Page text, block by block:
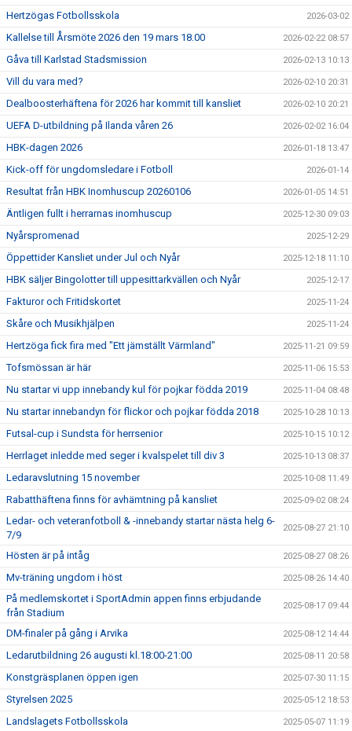
Hertzögas Fotbollsskola 2026-03-02
Kallelse till Årsmöte 2026 den 19 mars 18.00 2026-02-22 08:57
Gåva till Karlstad Stadsmission 2026-02-13 10:13
Vill du vara med? 2026-02-10 20:31
Dealboosterhäftena för 2026 har kommit till kansliet 2026-02-10 20:21
UEFA D-utbildning på Ilanda våren 26 2026-02-02 16:04
HBK-dagen 2026 2026-01-18 13:47
Kick-off för ungdomsledare i Fotboll 2026-01-14
Resultat från HBK Inomhuscup 20260106 2026-01-05 14:51
Äntligen fullt i herrarnas inomhuscup 2025-12-30 09:03
Nyårspromenad 2025-12-29
Öppettider Kansliet under Jul och Nyår 2025-12-18 11:10
HBK säljer Bingolotter till uppesittarkvällen och Nyår 2025-12-17
Fakturor och Fritidskortet 2025-11-24
Skåre och Musikhjälpen 2025-11-24
Hertzöga fick fira med "Ett jämställt Värmland" 2025-11-21 09:59
Tofsmössan är här 2025-11-06 15:53
Nu startar vi upp innebandy kul för pojkar födda 2019 2025-11-04 08:48
Nu startar innebandyn för flickor och pojkar födda 2018 2025-10-28 10:13
Futsal-cup i Sundsta för herrsenior 2025-10-15 10:12
Herrlaget inledde med seger i kvalspelet till div 3 2025-10-13 08:37
Ledaravslutning 15 november 2025-10-08 11:49
Rabatthäftena finns för avhämtning på kansliet 2025-09-02 08:24
Ledar- och veteranfotboll & -innebandy startar nästa helg 6-
7/9
2025-08-27 21:10
Hösten är på intåg 2025-08-27 08:26
Mv-träning ungdom i höst 2025-08-26 14:40
På medlemskortet i SportAdmin appen finns erbjudande
från Stadium
2025-08-17 09:44
DM-finaler på gång i Arvika 2025-08-12 14:44
Ledarutbildning 26 augusti kl.18:00-21:00 2025-08-11 20:58
Konstgräsplanen öppen igen 2025-07-30 11:15
Styrelsen 2025 2025-05-12 18:53
Landslagets Fotbollsskola 2025-05-07 11:19